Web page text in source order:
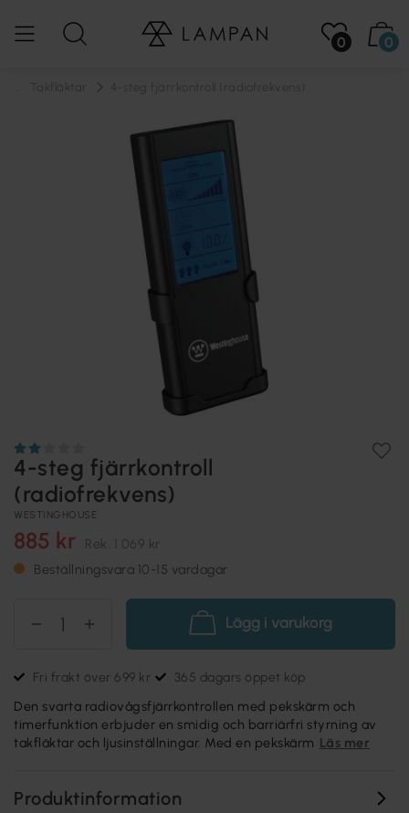
0 0
4-steg fjärrkontroll
(radiofrekvens)
WESTINGHOUSE
885 kr Rek. 1 069 kr
Beställningsvara 10-15 vardagar
Lägg i varukorg
Fri frakt över 699 kr 365 dagars öppet köp
Den svarta radiovågsfjärrkontrollen med pekskärm och
timerfunktion erbjuder en smidig och barriärfri styrning av
takfläktar och ljusinställningar. Med en pekskärm Läs mer
Produktinformation